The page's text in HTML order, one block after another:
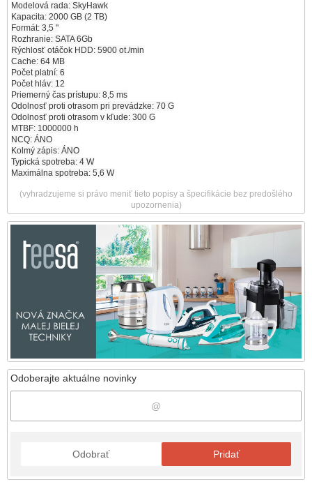
Odoberajte aktuálne novinky
Odobrať Pridať
Modelová rada: SkyHawk
Kapacita: 2000 GB (2 TB)
Formát: 3,5 "
Rozhranie: SATA 6Gb
Rýchlosť otáčok HDD: 5900 ot./min
Cache: 64 MB
Počet platní: 6
Počet hláv: 12
Priemerný čas prístupu: 8,5 ms
Odolnosť proti otrasom pri prevádzke: 70 G
Odolnosť proti otrasom v kľude: 300 G
MTBF: 1000000 h
NCQ: ÁNO
Kolmý zápis: ÁNO
Typická spotreba: 4 W
Maximálna spotreba: 5,6 W
(vyhradzujeme si právo meniť tieto popisy a špecifikácie bez predošlého
upozornenia)